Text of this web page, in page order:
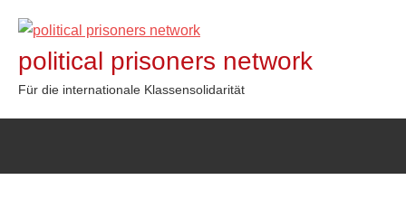
Inhalt
springen
political prisoners network
Für die internationale Klassensolidarität